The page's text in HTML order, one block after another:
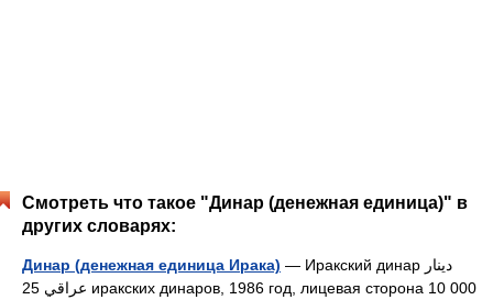
Смотреть что такое "Динар (денежная единица)" в
других словарях:
Динар (денежная единица Ирака) — Иракский динар دينار
عراقي 25 иракских динаров, 1986 год, лицевая сторона 10 000